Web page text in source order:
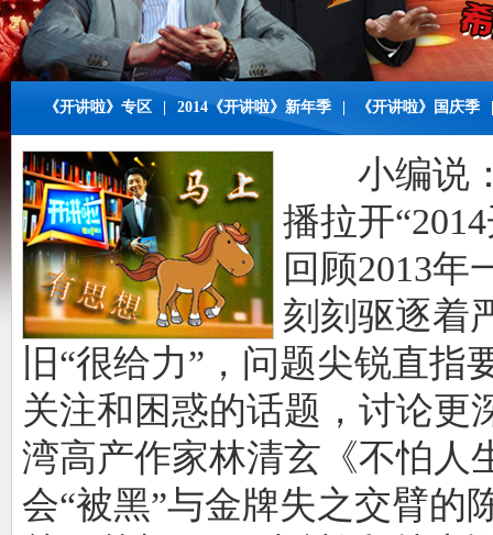
《开讲啦》专区 2014《开讲啦》新年季 《开讲啦》国庆季
小编说：
播拉开
回顾2013年
刻刻驱逐着
旧“很给力”，问题尖锐直
关注和困惑的话题，讨论更
湾高产作家林清玄《不怕人
会“被黑”与金牌失之交臂的